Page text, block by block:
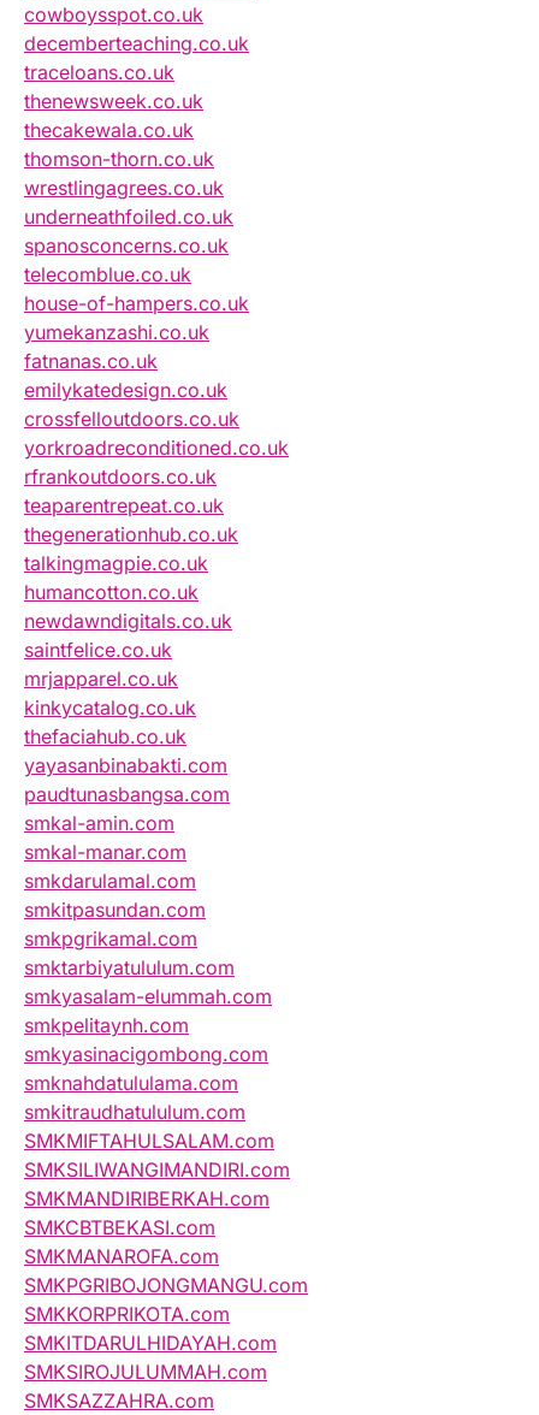
cowboysspot.co.uk
decemberteaching.co.uk
traceloans.co.uk
thenewsweek.co.uk
thecakewala.co.uk
thomson-thorn.co.uk
wrestlingagrees.co.uk
underneathfoiled.co.uk
spanosconcerns.co.uk
telecomblue.co.uk
house-of-hampers.co.uk
yumekanzashi.co.uk
fatnanas.co.uk
emilykatedesign.co.uk
crossfelloutdoors.co.uk
yorkroadreconditioned.co.uk
rfrankoutdoors.co.uk
teaparentrepeat.co.uk
thegenerationhub.co.uk
talkingmagpie.co.uk
humancotton.co.uk
newdawndigitals.co.uk
saintfelice.co.uk
mrjapparel.co.uk
kinkycatalog.co.uk
thefaciahub.co.uk
yayasanbinabakti.com
paudtunasbangsa.com
smkal-amin.com
smkal-manar.com
smkdarulamal.com
smkitpasundan.com
smkpgrikamal.com
smktarbiyatululum.com
smkyasalam-elummah.com
smkpelitaynh.com
smkyasinacigombong.com
smknahdatululama.com
smkitraudhatululum.com
SMKMIFTAHULSALAM.com
SMKSILIWANGIMANDIRI.com
SMKMANDIRIBERKAH.com
SMKCBTBEKASI.com
SMKMANAROFA.com
SMKPGRIBOJONGMANGU.com
SMKKORPRIKOTA.com
SMKITDARULHIDAYAH.com
SMKSIROJULUMMAH.com
SMKSAZZAHRA.com